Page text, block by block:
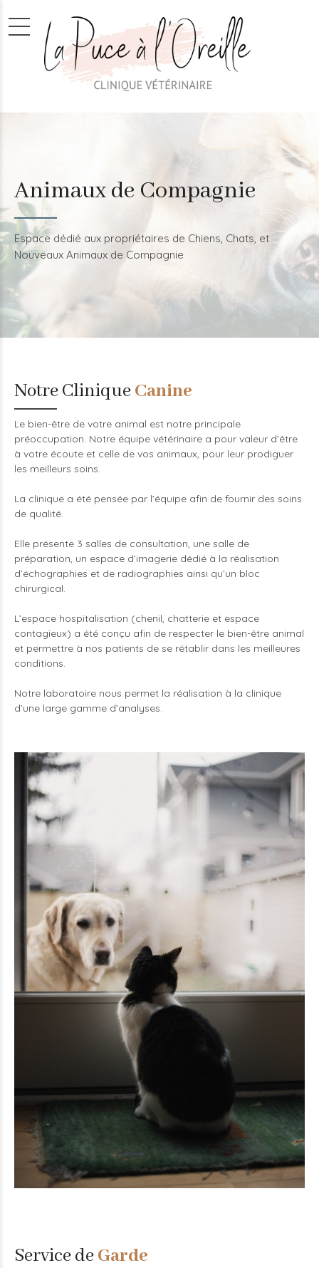
Animaux de Compagnie
Espace dédié aux propriétaires de Chiens, Chats, et
Nouveaux Animaux de Compagnie
Notre CliniqueCanine
Le bien-être de votre animal est notre principale
préoccupation. Notre équipe vétérinaire a pour valeur d’être
à votre écoute et celle de vos animaux, pour leur prodiguer
les meilleurs soins.
La clinique a été pensée par l’équipe afin de fournir des soins
de qualité.
Elle présente 3 salles de consultation, une salle de
préparation, un espace d’imagerie dédié à la réalisation
d’échographies et de radiographies ainsi qu’un bloc
chirurgical.
L’espace hospitalisation (chenil, chatterie et espace
contagieux) a été conçu afin de respecter le bien-être animal
et permettre à nos patients de se rétablir dans les meilleures
conditions.
Notre laboratoire nous permet la réalisation à la clinique
d’une large gamme d’analyses.
Service deGarde